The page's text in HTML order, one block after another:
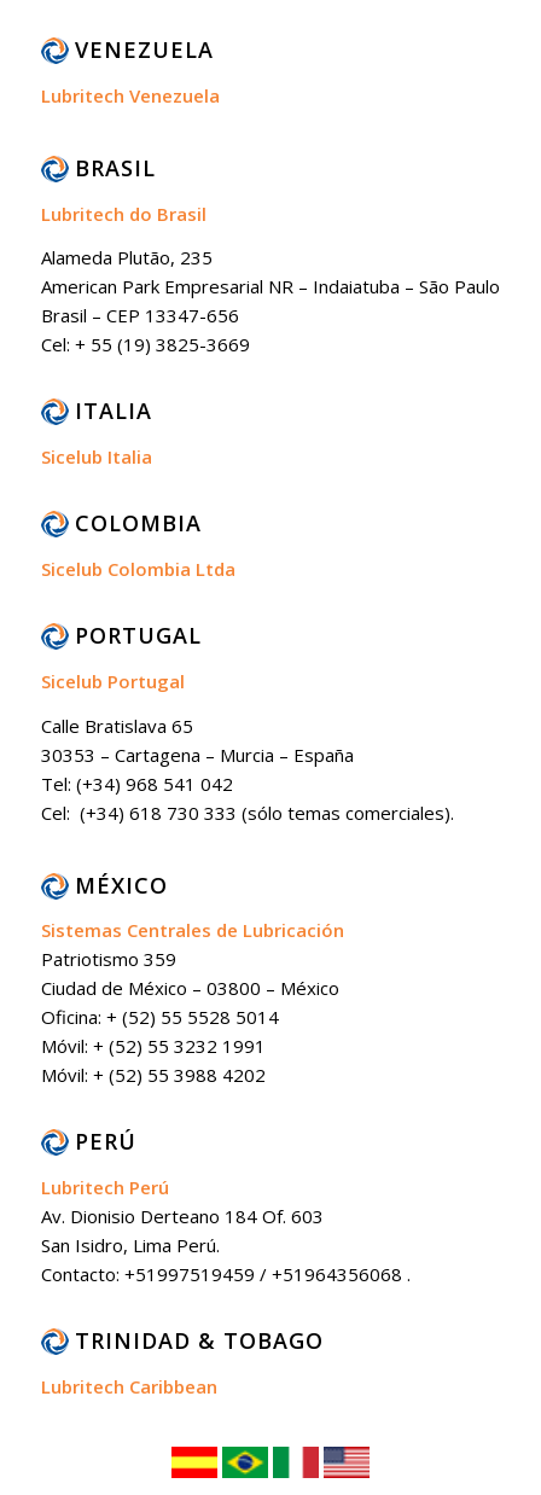
VENEZUELA
Lubritech Venezuela
BRASIL
Lubritech do Brasil
Alameda Plutão, 235
American Park Empresarial NR – Indaiatuba – São Paulo
Brasil – CEP 13347-656
Cel: + 55 (19) 3825-3669
ITALIA
Sicelub Italia
COLOMBIA
Sicelub Colombia Ltda
PORTUGAL
Sicelub Portugal
Calle Bratislava 65
30353 – Cartagena – Murcia – España
Tel: (+34) 968 541 042
Cel: (+34) 618 730 333 (sólo temas comerciales).
MÉXICO
Sistemas Centrales de Lubricación
Patriotismo 359
Ciudad de México – 03800 – México
Oficina: + (52) 55 5528 5014
Móvil: + (52) 55 3232 1991
Móvil: + (52) 55 3988 4202
PERÚ
Lubritech Perú
Av. Dionisio Derteano 184 Of. 603
San Isidro, Lima Perú.
Contacto: +51997519459 / +51964356068 .
TRINIDAD & TOBAGO
Lubritech Caribbean